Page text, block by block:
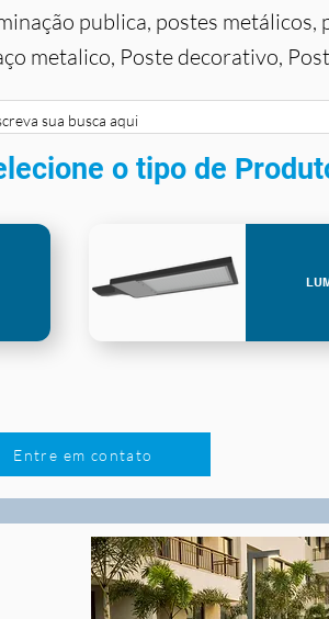
publica, postes
metalico, Poste decorativo,
o tipo de
Entre em contato